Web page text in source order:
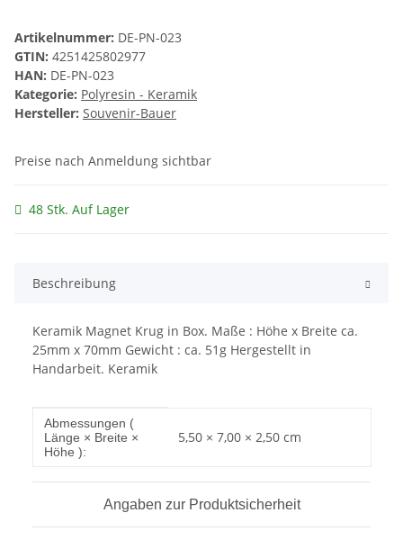
Artikelnummer: DE-PN-023
GTIN: 4251425802977
HAN: DE-PN-023
Kategorie: Polyresin - Keramik
Hersteller: Souvenir-Bauer
Preise nach Anmeldung sichtbar
48 Stk. Auf Lager
Beschreibung
Keramik Magnet Krug in Box. Maße : Höhe x Breite ca.
25mm x 70mm Gewicht : ca. 51g Hergestellt in
Handarbeit. Keramik
Produkteigenschaft
Wert
Abmessungen (
Länge × Breite ×
Höhe ):
5,50 × 7,00 × 2,50 cm
Angaben zur Produktsicherheit